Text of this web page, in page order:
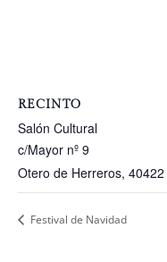
RECINTO
Salón Cultural
c/Mayor nº 9
Otero de Herreros, 40422
Festival de Navidad